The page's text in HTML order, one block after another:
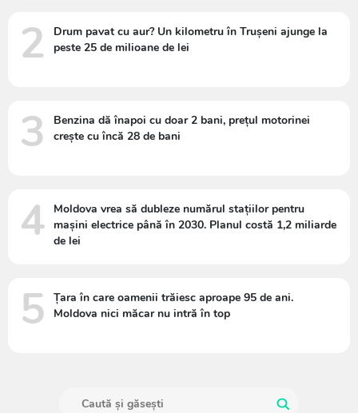
2
Drum pavat cu aur? Un kilometru în Trușeni ajunge la
peste 25 de milioane de lei
3
Benzina dă înapoi cu doar 2 bani, prețul motorinei
crește cu încă 28 de bani
4
Moldova vrea să dubleze numărul stațiilor pentru
mașini electrice până în 2030. Planul costă 1,2 miliarde
de lei
5
Țara în care oamenii trăiesc aproape 95 de ani.
Moldova nici măcar nu intră în top